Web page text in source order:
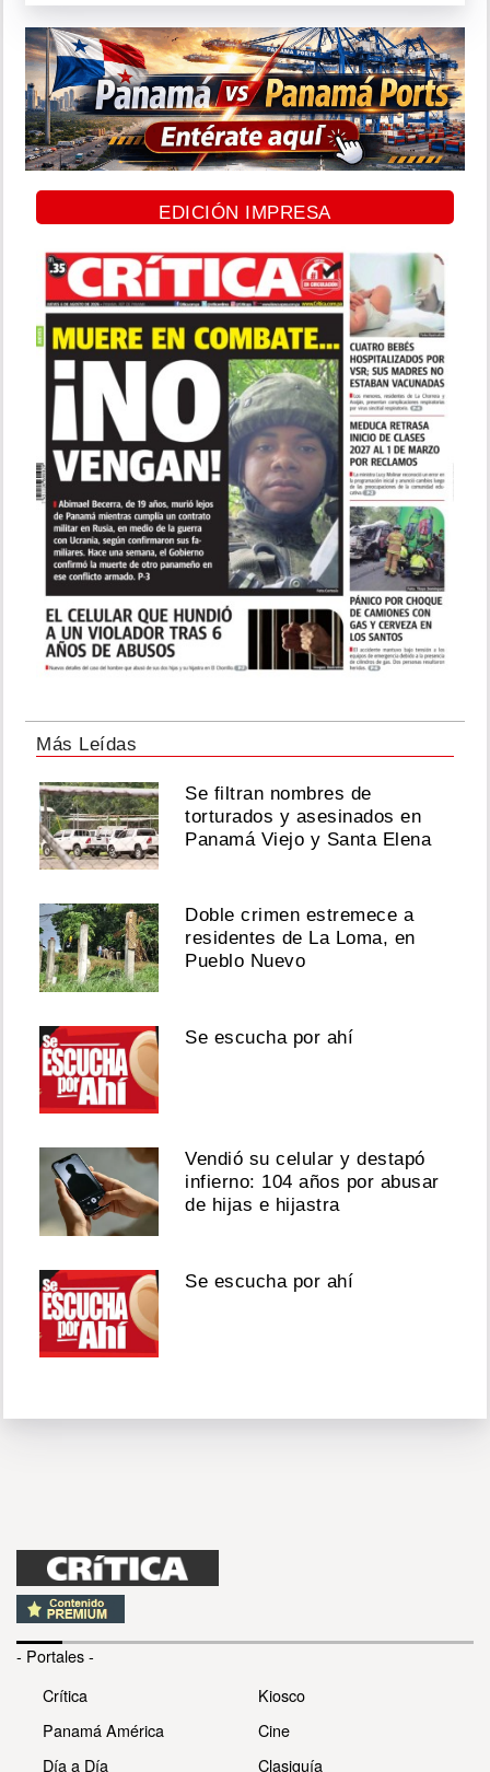
EDICIÓN IMPRESA
Más Leídas
Se filtran nombres de
torturados y asesinados en
Panamá Viejo y Santa Elena
Doble crimen estremece a
residentes de La Loma, en
Pueblo Nuevo
Se escucha por ahí
Vendió su celular y destapó
infierno: 104 años por abusar
de hijas e hijastra
Se escucha por ahí
- Portales -
Crítica
Panamá América
Día a Día
Kiosco
Cine
Clasiguía